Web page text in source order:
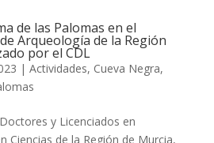
de las Palomas en el
Arqueología de la Región
por el CDL
| Actividades, Cueva Negra,
y Licenciados en
Ciencias de la Región de Murcia,